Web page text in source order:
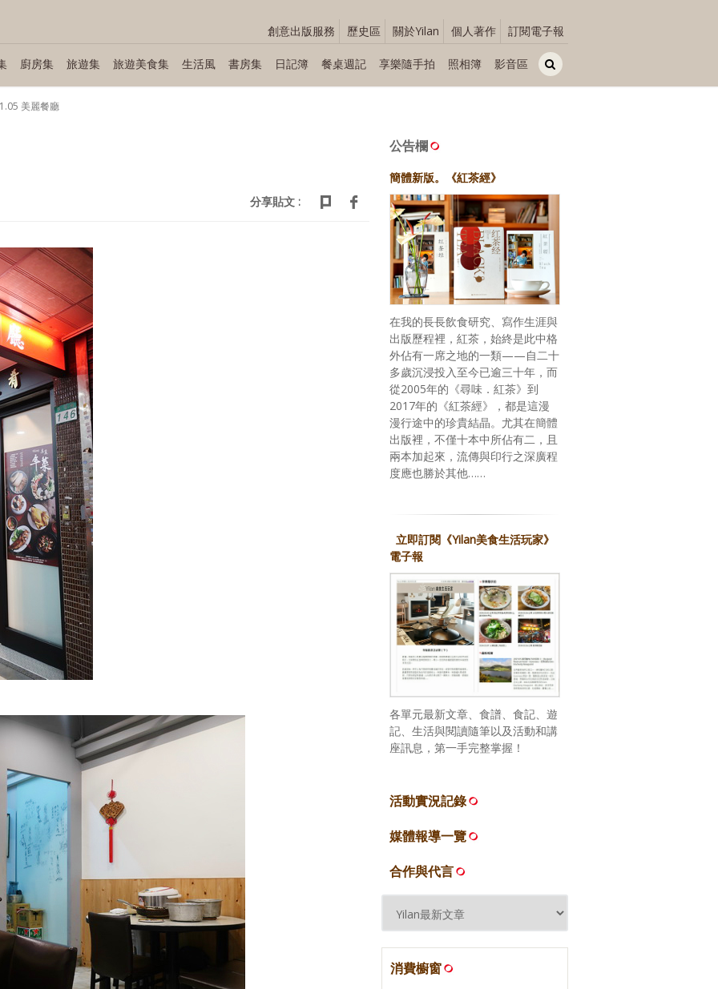
創意出版服務 歷史區 關於Yilan 個人著作 訂閱電子報
廚房集 旅遊集 旅遊美食集 生活風 書房集 日記簿 餐桌週記 享樂隨手拍 照相簿 影音區
美麗餐廳
分享貼文 :
公告欄
簡體新版。《紅茶經》
在我的長長飲食研究、寫作生涯與
出版歷程裡，紅茶，始終是此中格
外佔有一席之地的一類——自二十
多歲沉浸投入至今已逾三十年，而
從2005年的《尋味．紅茶》到
2017年的《紅茶經》，都是這漫
漫行途中的珍貴結晶。尤其在簡體
出版裡，不僅十本中所佔有二，且
兩本加起來，流傳與印行之深廣程
度應也勝於其他……
立即訂閱《Yilan美食生活玩家》
電子報
各單元最新文章、食譜、食記、遊
記、生活與閱讀隨筆以及活動和講
座訊息，第一手完整掌握！
活動實況記錄
媒體報導一覽
合作與代言
消費櫥窗